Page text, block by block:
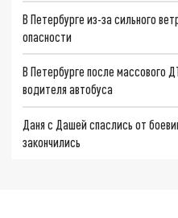
В Петербурге из-за сильного
опасности
В Петербурге после массового
водителя автобуса
Даня с Дашей спаслись от
закончились